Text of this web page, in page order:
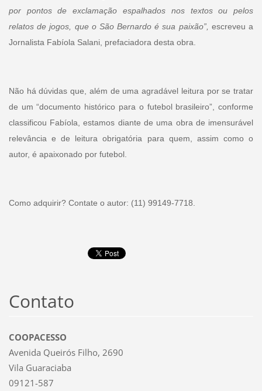
por pontos de exclamação espalhados nos textos ou pelos
relatos de jogos, que o São Bernardo é sua paixão”, escreveu a
Jornalista Fabíola Salani, prefaciadora desta obra.
Não há dúvidas que, além de uma agradável leitura por se tratar
de um “documento histórico para o futebol brasileiro”, conforme
classificou Fabíola, estamos diante de uma obra de imensurável
relevância e de leitura obrigatória para quem, assim como o
autor, é apaixonado por futebol.
Como adquirir? Contate o autor: (11) 99149-7718.
Contato
COOPACESSO
Avenida Queirós Filho, 2690
Vila Guaraciaba
09121-587